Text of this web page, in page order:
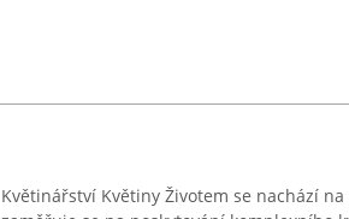
Květinářství Květiny Životem se nachází